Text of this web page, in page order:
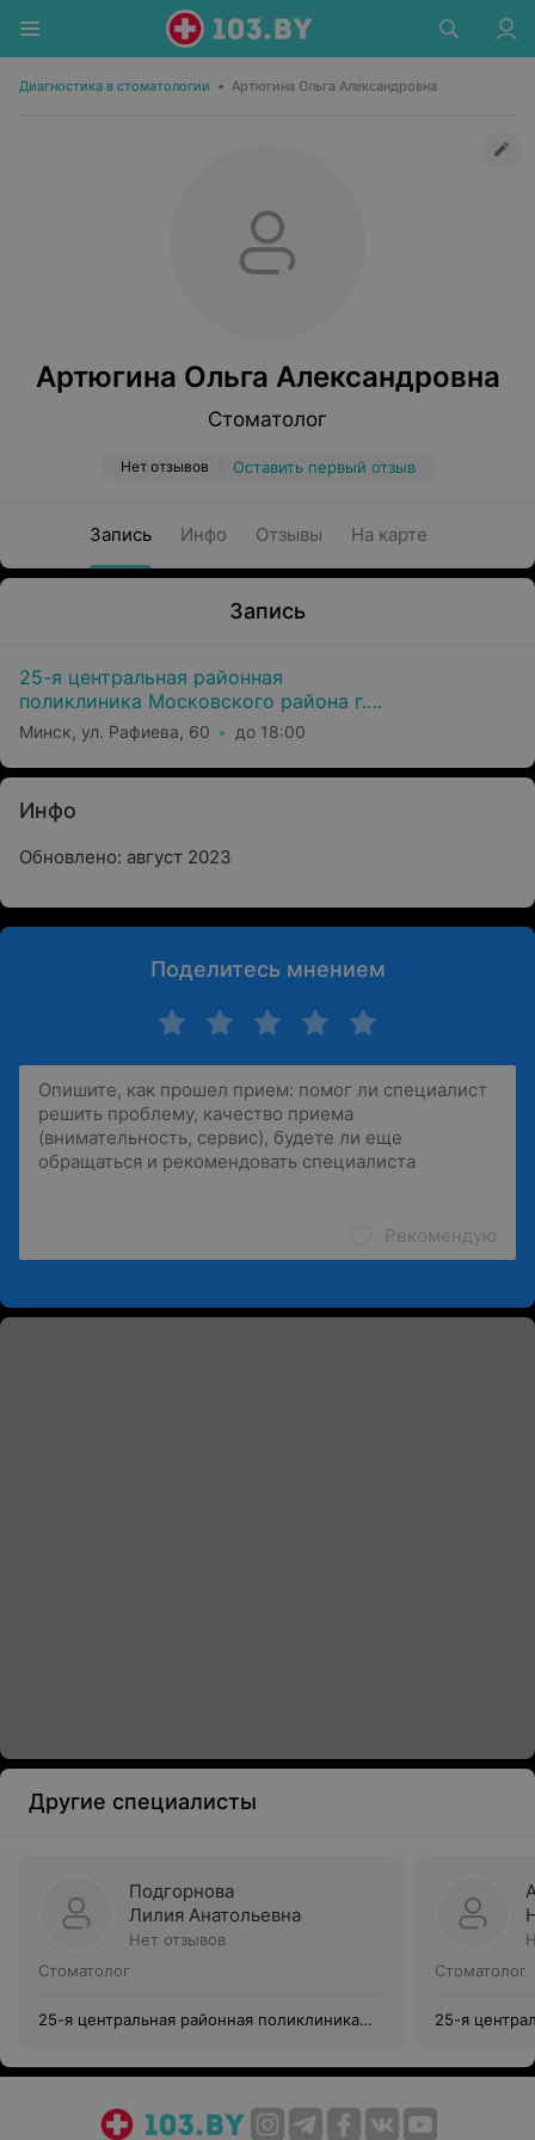
Диагностика в стоматологии • Артюгина Ольга Александровна
Артюгина Ольга Александровна
Стоматолог
Нет отзывов Оставить первый отзыв
Запись Инфо Отзывы На карте
Запись
25-я центральная районная
поликлиника Московского района г.
Минска
Минск, ул. Рафиева, 60 до 18:00
Инфо
Обновлено: август 2023
Поделитесь мнением
Рекомендую
Другие специалисты
Подгорнова
Лилия Анатольевна
Нет отзывов
Стоматолог
25-я центральная районная поликлиника
Стоматолог
25-я